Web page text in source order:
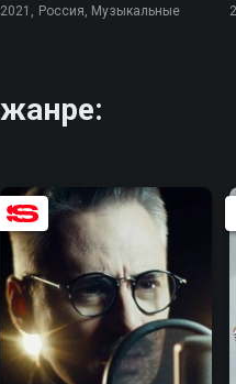
2021, Россия, Музыкальные